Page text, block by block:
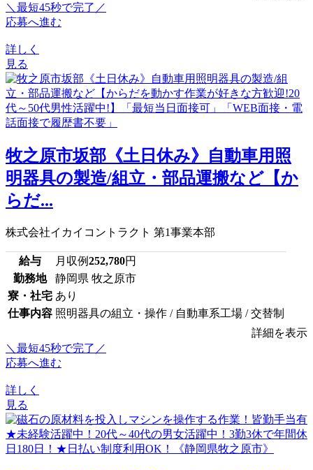
＼最短45秒で完了／
応募へ進む
詳しく
見る
牧之原市坂部《土日休み》自動車用照
明器具の製造/組立・部品運搬など【か
らだ...
株式会社イカイコントラクト 第1事業本部
給与 月収例252,780円
勤務地
静岡県 牧之原市
寮・社宅 あり
仕事内容 照明器具の組立・操作 / 自動車系工場 / 交替制
詳細を表示
＼最短45秒で完了／
応募へ進む
詳しく
見る